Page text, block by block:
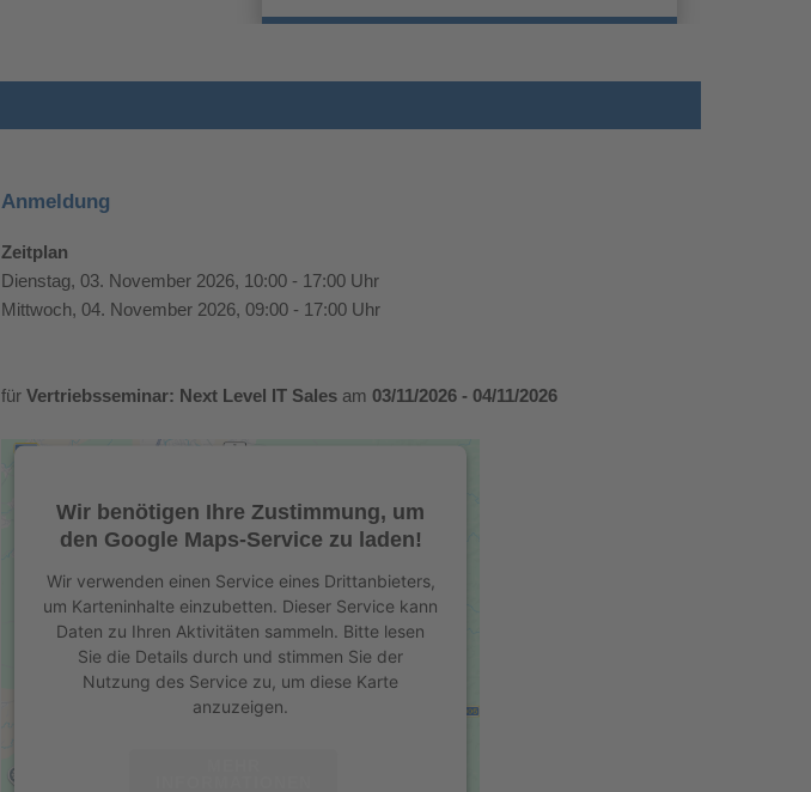
Anmeldung
Zeitplan
Dienstag, 03. November 2026, 10:00 - 17:00 Uhr
Mittwoch, 04. November 2026, 09:00 - 17:00 Uhr
fürVertriebsseminar: Next Level IT Sales am03/11/2026 - 04/11/2026
Wir benötigen Ihre Zustimmung, um
den Google Maps-Service zu laden!
Wir verwenden einen Service eines Drittanbieters,
um Karteninhalte einzubetten. Dieser Service kann
Daten zu Ihren Aktivitäten sammeln. Bitte lesen
Sie die Details durch und stimmen Sie der
Nutzung des Service zu, um diese Karte
anzuzeigen.